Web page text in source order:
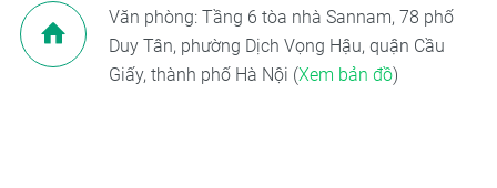
Văn phòng: Tầng 6 tòa nhà Sannam, 78 phố
Duy Tân, phường Dịch Vọng Hậu, quận Cầu
Giấy, thành phố Hà Nội (Xem bản đồ)